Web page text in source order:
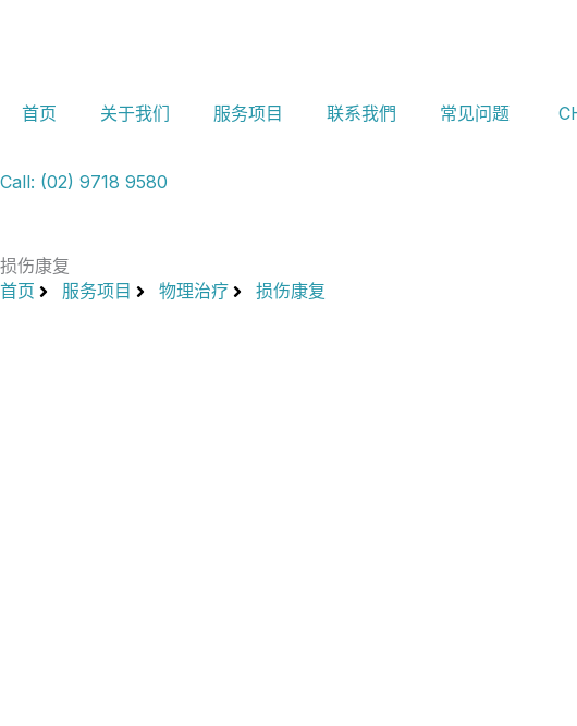
首页 关于我们 服务项目 联系我們 常见问题
Call: (02) 9718 9580
损伤康复
首页
服务项目 物理治疗 损伤康复